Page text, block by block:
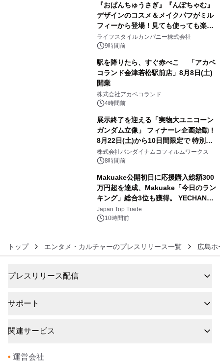
『おぱんちゅうさぎ』『んぽちゃむ』
デザインのコスメ＆メイクパフがミル
フィーから登場！見ても使っても楽し
い、ポップでキュートなコレクショ
ン。
ライフスタイルカンパニー株式会社
9時間前
駅を降りたら、すぐ赤べこ 「アカベ
コランド会津若松駅前店」8月8日(土)
開業
株式会社アカベコランド
4時間前
展示終了を迎える「実物大ユニコーン
ガンダム立像」 フィナーレ企画始動！
8月22日(土)から10日間限定で 特別映
像『UNICORN GUNDAM Statue ―
BEYOND POSSIBILITY ―』を上映！
株式会社バンダイナムコフィルムワークス
8時間前
Makuake公開初日に応援購入総額300
万円超を達成、Makuake「今日のラン
キング」総合3位も獲得。 YECHAN音
浴シンギングボウル第2弾の大型サイ
ズ（XL・2XL・3XL）を先行販売中
Japan Top Trade
10時間前
トップ エンタメ・カルチャーのプレスリリース一覧 広島
プレスリリース配信
サポート
関連サービス
• 運営会社